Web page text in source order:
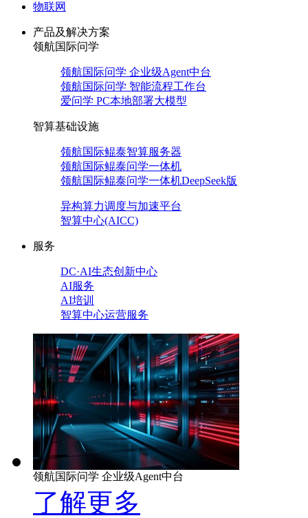
物联网
产品及解决方案
领航国际问学
领航国际问学 企业级Agent中台
领航国际问学 智能流程工作台
爱问学 PC本地部署大模型
智算基础设施
领航国际鲲泰智算服务器
领航国际鲲泰问学一体机
领航国际鲲泰问学一体机DeepSeek版
异构算力调度与加速平台
智算中心(AICC)
服务
DC·AI生态创新中心
AI服务
AI培训
智算中心运营服务
领航国际问学 企业级Agent中台
了解更多